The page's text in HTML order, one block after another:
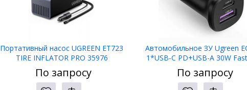
Портативный насос UGREEN ET723
TIRE INFLATOR PRO 35976
По запросу
Автомобильное ЗУ Ugreen
1*USB-C PD+USB-A 30W
Charger, 25845
По запросу